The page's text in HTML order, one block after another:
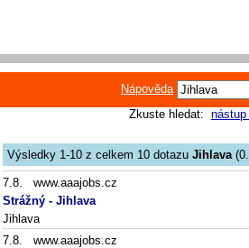
Nápověda
Zkuste hledat: nástup
Výsledky 1-10 z celkem 10 dotazu Jihlava
7.8. www.aaajobs.cz
Strážný - Jihlava
Jihlava
7.8. www.aaajobs.cz